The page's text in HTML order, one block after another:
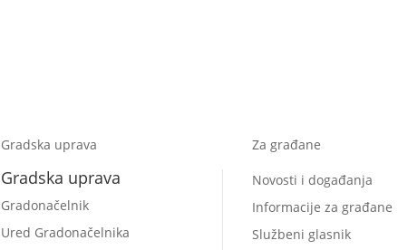
Gradska uprava
Gradska uprava
Gradonačelnik
Ured Gradonačelnika
Za građane
Novosti i događanja
Informacije za građane
Službeni glasnik